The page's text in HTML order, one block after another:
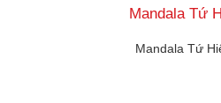
Mandala Tứ
Mandala Tứ